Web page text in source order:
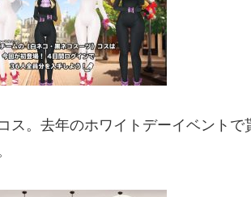
ス。去年のホワイトデーイベント